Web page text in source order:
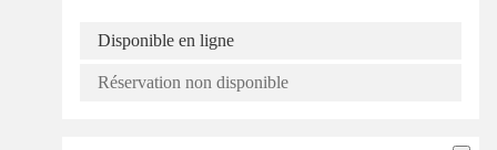
Disponible en ligne
Réservation non disponible